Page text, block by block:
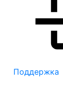
Поддержка